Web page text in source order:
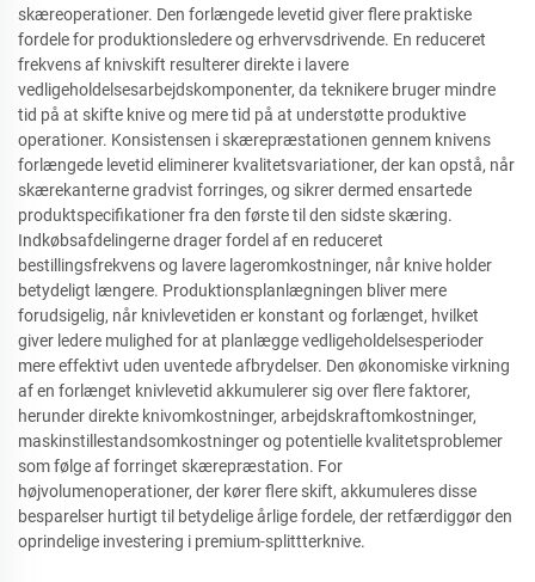
skæreoperationer. Den forlængede levetid giver flere praktiske
fordele for produktionsledere og erhvervsdrivende. En reduceret
frekvens af knivskift resulterer direkte i lavere
vedligeholdelsesarbejdskomponenter, da teknikere bruger mindre
tid på at skifte knive og mere tid på at understøtte produktive
operationer. Konsistensen i skærepræstationen gennem knivens
forlængede levetid eliminerer kvalitetsvariationer, der kan opstå, når
skærekanterne gradvist forringes, og sikrer dermed ensartede
produktspecifikationer fra den første til den sidste skæring.
Indkøbsafdelingerne drager fordel af en reduceret
bestillingsfrekvens og lavere lageromkostninger, når knive holder
betydeligt længere. Produktionsplanlægningen bliver mere
forudsigelig, når knivlevetiden er konstant og forlænget, hvilket
giver ledere mulighed for at planlægge vedligeholdelsesperioder
mere effektivt uden uventede afbrydelser. Den økonomiske virkning
af en forlænget knivlevetid akkumulerer sig over flere faktorer,
herunder direkte knivomkostninger, arbejdskraftomkostninger,
maskinstillestandsomkostninger og potentielle kvalitetsproblemer
som følge af forringet skærepræstation. For
højvolumenoperationer, der kører flere skift, akkumuleres disse
besparelser hurtigt til betydelige årlige fordele, der retfærdiggør den
oprindelige investering i premium-splittterknive.